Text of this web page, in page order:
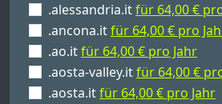
.alessandria.itfür 64,00 €
.ancona.itfür 64,00 € pro
.ao.itfür 64,00 € pro Jahr
.aosta-valley.itfür 64,00 €
.aosta.itfür 64,00 € pro Jahr